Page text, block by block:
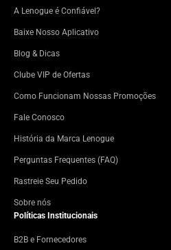
A Lenogue é Confiável?
Baixe Nosso Aplicativo
Blog & Dicas
Clube VIP de Ofertas
Como Funcionam Nossas Promoções
Fale Conosco
História da Marca Lenogue
Perguntas Frequentes (FAQ)
Rastreie Seu Pedido
Sobre nós
Políticas Institucionais
B2B e Fornecedores